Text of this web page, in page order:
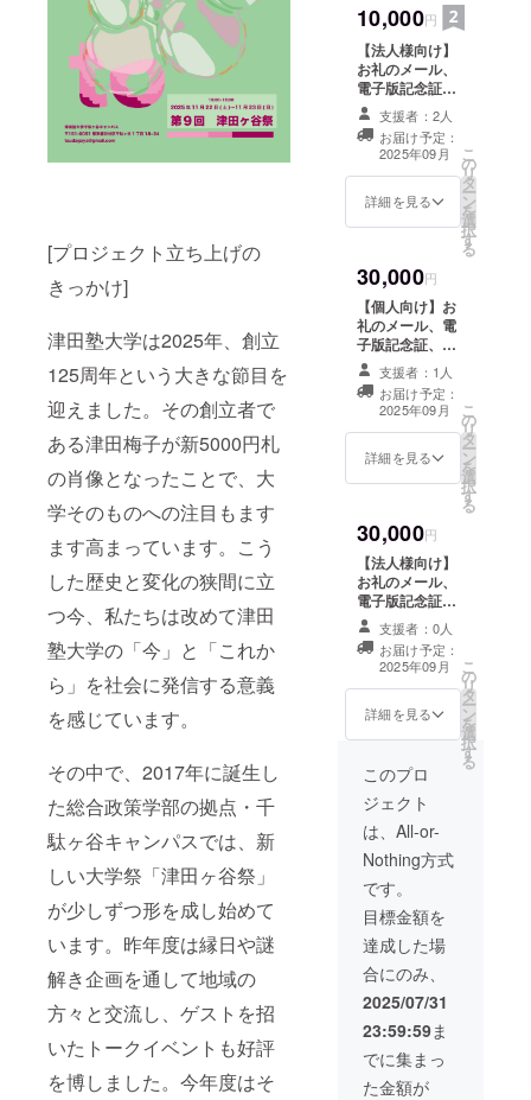
[プロジェクト立ち上げの
きっかけ]
津田塾大学は2025年、創立
125周年という大きな節目を
迎えました。その創立者で
ある津田梅子が新5000円札
の肖像となったことで、大
学そのものへの注目もます
ます高まっています。こう
した歴史と変化の狭間に立
つ今、私たちは改めて津田
塾大学の「今」と「これか
ら」を社会に発信する意義
を感じています。
その中で、2017年に誕生し
た総合政策学部の拠点・千
駄ヶ谷キャンパスでは、新
しい大学祭「津田ヶ谷祭」
が少しずつ形を成し始めて
います。昨年度は縁日や謎
解き企画を通して地域の
方々と交流し、ゲストを招
いたトークイベントも好評
を博しました。今年度はそ
掲載いたしま
す。 ※HP掲載期
間：2026年3月
31日 ※掲載方
法：文字のみ ※
掲載をご希望の
場合には支援
時、必ず備考欄
にお名前をご記
のリターンは、
法人様向け
容です。
10,000円
【法人様向け】
お礼のメール、
電子版記念証、
第9回津田ヶ谷祭
で実施する縁日3
回参加券、大学
名入りボールペ
ンをお送りいた
します。また、
掲載いたしま
す。 ※HP掲載期
間：2026年3月
31日 ※掲載方
法：文字のみ ※
掲載をご希望の
場合には支援
時、必ず備考欄
に貴社名をご記
入ください。 ※
このリターン
は、個人向け
ターンと同じ内
容です。
支援者：2人
お届け予定：
2025年09月
詳細を見る
こ
の
リ
タ
ー
ン
を
選
択
す
る
30,000円
【個人向け】お
礼のメール、電
子版記念証、第9
回津田ヶ谷祭で
実施する縁日3回
参加券、大学名
入りボールペ
ン、大学オリジ
ナルノートをお
田ヶ谷祭公式HP
にお名前を掲載
いたします。
※HP掲載期間：
2026年3月31日
※掲載方法：文字
のみ ※掲載をご
希望の場合には
支援時、必ず備
考欄にお名前を
ご記入くださ
い。 ※このリ
ターンは、法人
様向け30,000円
のリターンと同
じ内容です。
支援者：1人
お届け予定：
2025年09月
詳細を見る
こ
の
リ
タ
ー
ン
を
選
択
す
る
30,000円
【法人様向け】
お礼のメール、
電子版記念証、
第9回津田ヶ谷祭
で実施する縁日3
回参加券、大学
名入りボールペ
ン、大学オリジ
ナルノートをお
望の場合には津
田ヶ谷祭公式HP
に貴社名を掲載
いたします。
※HP掲載期間：
2026年3月31日
※掲載方法：文字
のみ ※掲載をご
希望の場合には
支援時、必ず備
考欄に貴社名を
ご記入くださ
い。 ※このリ
向け30,000円の
リターンと同じ
内容です。
支援者：0人
お届け予定：
2025年09月
詳細を見る
こ
の
リ
タ
ー
ン
を
選
択
す
る
このプロ
ジェクト
は、All-or-
Nothing方式
です。
目標金額を
達成した場
合にのみ、
2025/07/31
23:59:59ま
でに集まっ
た金額が